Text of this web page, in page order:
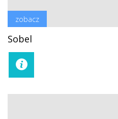
zobacz
Sobel